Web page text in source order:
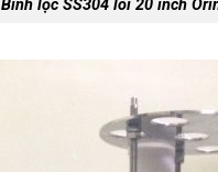
Bình lọc SS304 lõi 20 inch